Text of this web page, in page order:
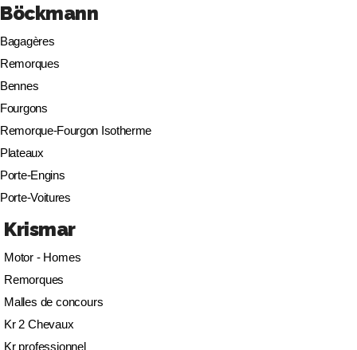
Böckmann
Bagagères
Remorques
Bennes
Fourgons
Remorque-Fourgon Isotherme
Plateaux
Porte-Engins
Porte-Voitures
Krismar
Motor - Homes
Remorques
Malles de concours
Kr 2 Chevaux
Kr professionnel